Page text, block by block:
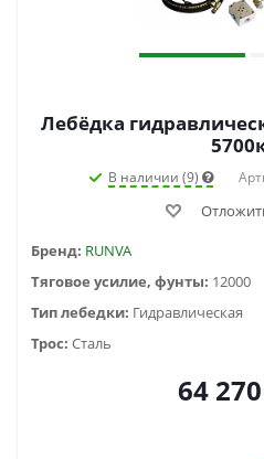
Лебёдка
В наличии (9)
Бренд: RUNVA
Тяговое усилие, фунты: 12000
Тип лебедки: Гидравлическая
Трос: Сталь
64 270